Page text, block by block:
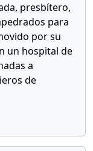
presbítero,
para
por su
un hospital de
a
de